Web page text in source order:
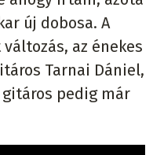
új dobosa. A
az énekes
Tarnai Dániel,
pedig már